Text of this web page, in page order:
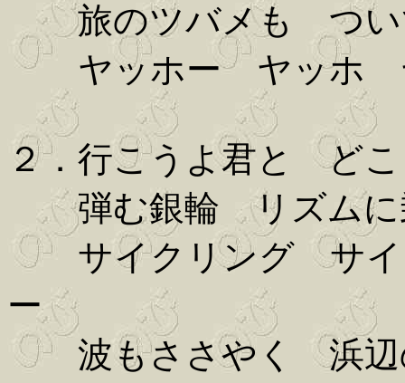
旅のツバメも つい
ヤッホー ヤッホ
２．行こうよ君と ど
弾む銀輪 リズムに
サイクリング サイ
ー
波もささやく 浜辺